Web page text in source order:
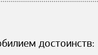
достоинств: